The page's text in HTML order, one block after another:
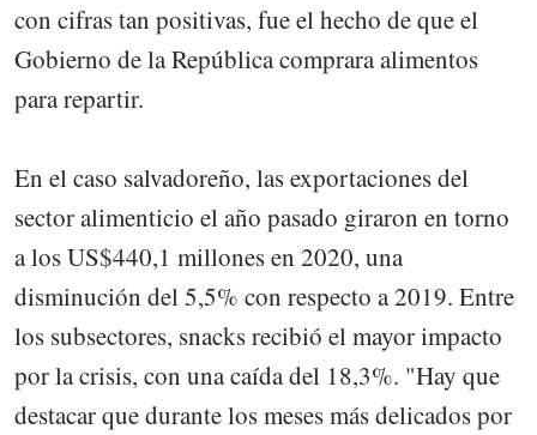
con cifras tan positivas, fue el hecho de que el
Gobierno de la República comprara alimentos
para repartir.
En el caso salvadoreño, las exportaciones del
sector alimenticio el año pasado giraron en torno
a los US$440,1 millones en 2020, una
disminución del 5,5% con respecto a 2019. Entre
los subsectores, snacks recibió el mayor impacto
por la crisis, con una caída del 18,3%. "Hay que
destacar que durante los meses más delicados por